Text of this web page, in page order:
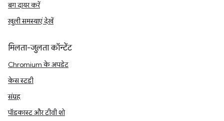
बग दायर करें
खुली समस्याएं देखें
मिलता-जुलता कॉन्टेंट
Chromium के अपडेट
केस स्टडी
संग्रह
पॉडकास्ट और टीवी शो